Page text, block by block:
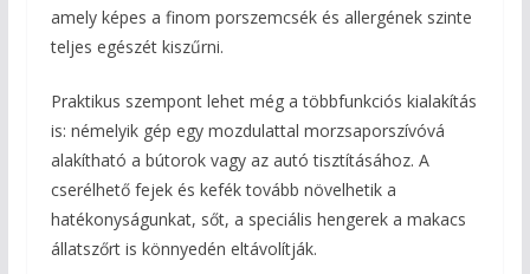
amely képes a finom porszemcsék és allergének szinte
teljes egészét kiszűrni.
Praktikus szempont lehet még a többfunkciós kialakítás
is: némelyik gép egy mozdulattal morzsaporszívóvá
alakítható a bútorok vagy az autó tisztításához. A
cserélhető fejek és kefék tovább növelhetik a
hatékonyságunkat, sőt, a speciális hengerek a makacs
állatszőrt is könnyedén eltávolítják.